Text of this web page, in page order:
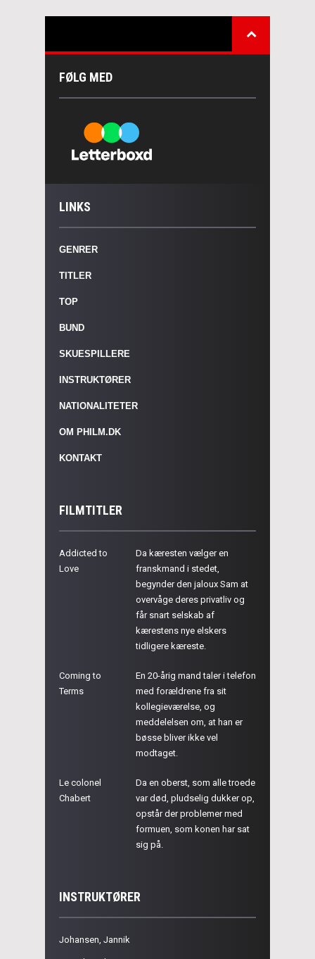
FØLG MED
LINKS
GENRER
TITLER
TOP
BUND
SKUESPILLERE
INSTRUKTØRER
NATIONALITETER
OM PHILM.DK
KONTAKT
FILMTITLER
Addicted to
Love
Da kæresten vælger en
franskmand i stedet,
begynder den jaloux Sam at
overvåge deres privatliv og
får snart selskab af
kærestens nye elskers
tidligere kæreste.
Coming to
Terms
En 20-årig mand taler i telefon
med forældrene fra sit
kollegieværelse, og
meddelelsen om, at han er
bøsse bliver ikke vel
modtaget.
Le colonel
Chabert
Da en oberst, som alle troede
var død, pludselig dukker op,
opstår der problemer med
formuen, som konen har sat
sig på.
INSTRUKTØRER
Johansen, Jannik